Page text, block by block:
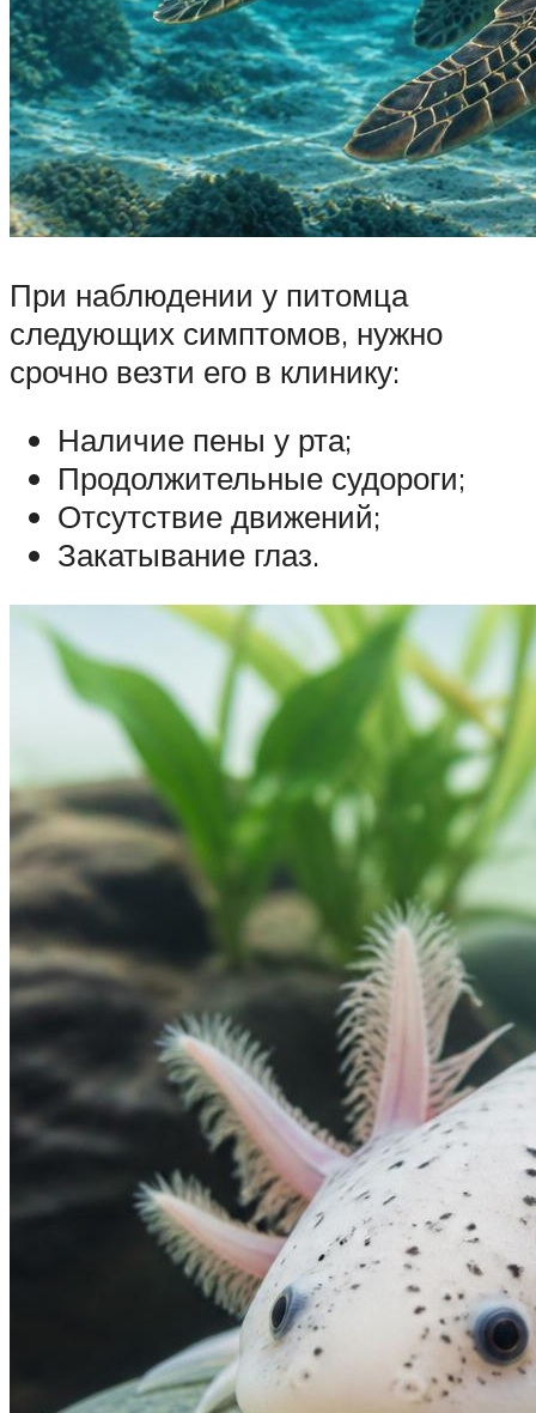
При наблюдении у питомца
следующих симптомов, нужно
срочно везти его в клинику:
Наличие пены у рта;
Продолжительные судороги;
Отсутствие движений;
Закатывание глаз.